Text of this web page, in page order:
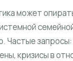
может
Частые
кризисы в